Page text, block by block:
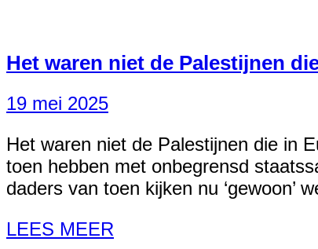
Het waren niet de Palestijnen
19 mei 2025
Het waren niet de Palestijnen die in
toen hebben met onbegrensd
daders van toen kijken nu
LEES MEER